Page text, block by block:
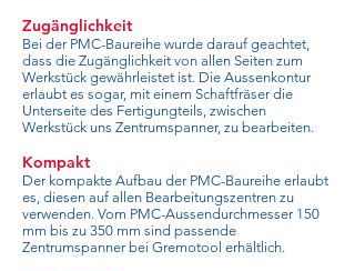
Zugänglichkeit
Bei der PMC-Baureihe wurde darauf geachtet,
dass die Zugänglichkeit von allen Seiten zum
Werkstück gewährleistet ist. Die Aussenkontur
erlaubt es sogar, mit einem Schaftfräser die
Unterseite des Fertigungteils, zwischen
Werkstück uns Zentrumspanner, zu bearbeiten.
Kompakt
Der kompakte Aufbau der PMC-Baureihe erlaubt
es, diesen auf allen Bearbeitungszentren zu
verwenden. Vom PMC-Aussendurchmesser 150
mm bis zu 350 mm sind passende
Zentrumspanner bei Gremotool erhältlich.